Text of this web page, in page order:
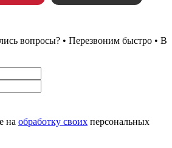
вопросы? • Перезвоним быстро • В
на обработку своих персональных